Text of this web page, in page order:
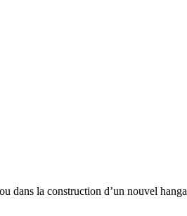
dans la construction d’un nouvel